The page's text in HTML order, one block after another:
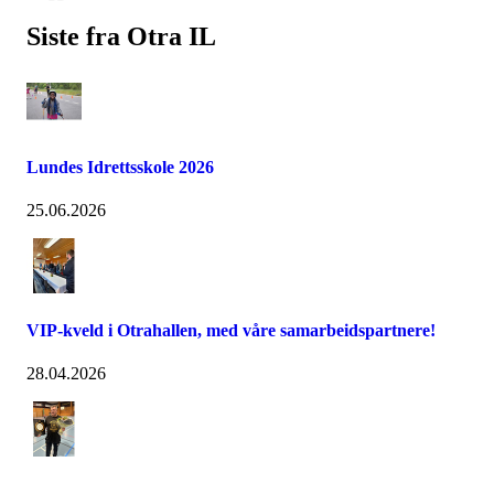
Siste fra Otra IL
Lundes Idrettsskole 2026
25.06.2026
VIP-kveld i Otrahallen, med våre samarbeidspartnere!
28.04.2026